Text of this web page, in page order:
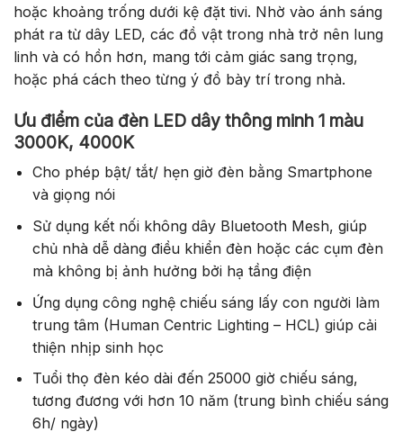
hoặc khoảng trống dưới kệ đặt tivi. Nhờ vào ánh sáng
phát ra từ dây LED, các đồ vật trong nhà trở nên lung
linh và có hồn hơn, mang tới cảm giác sang trọng,
hoặc phá cách theo từng ý đồ bày trí trong nhà.
Ưu điểm của đèn LED dây thông minh 1 màu
3000K, 4000K
Cho phép bật/ tắt/ hẹn giờ đèn bằng Smartphone
và giọng nói
Sử dụng kết nối không dây Bluetooth Mesh, giúp
chủ nhà dễ dàng điều khiển đèn hoặc các cụm đèn
mà không bị ảnh hưởng bởi hạ tầng điện
Ứng dụng công nghệ chiếu sáng lấy con người làm
trung tâm (Human Centric Lighting – HCL) giúp cải
thiện nhịp sinh học
Tuổi thọ đèn kéo dài đến 25000 giờ chiếu sáng,
tương đương với hơn 10 năm (trung bình chiếu sáng
6h/ ngày)